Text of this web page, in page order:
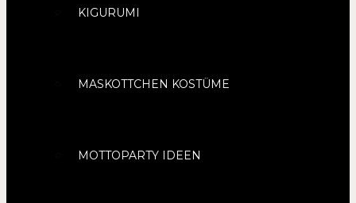
KIGURUMI
MASKOTTCHEN KOSTÜME
MOTTOPARTY IDEEN